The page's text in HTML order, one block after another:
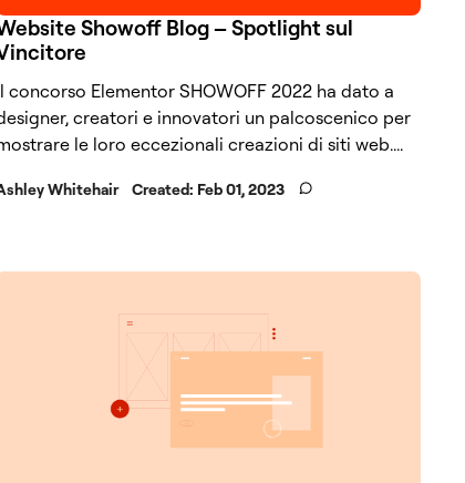
Showoff Blog – Spotlight sul
concorso Elementor SHOWOFF 2022 ha dato a
creatori e innovatori un palcoscenico per
le loro eccezionali creazioni di siti web....
Whitehair Created: Feb 01, 2023